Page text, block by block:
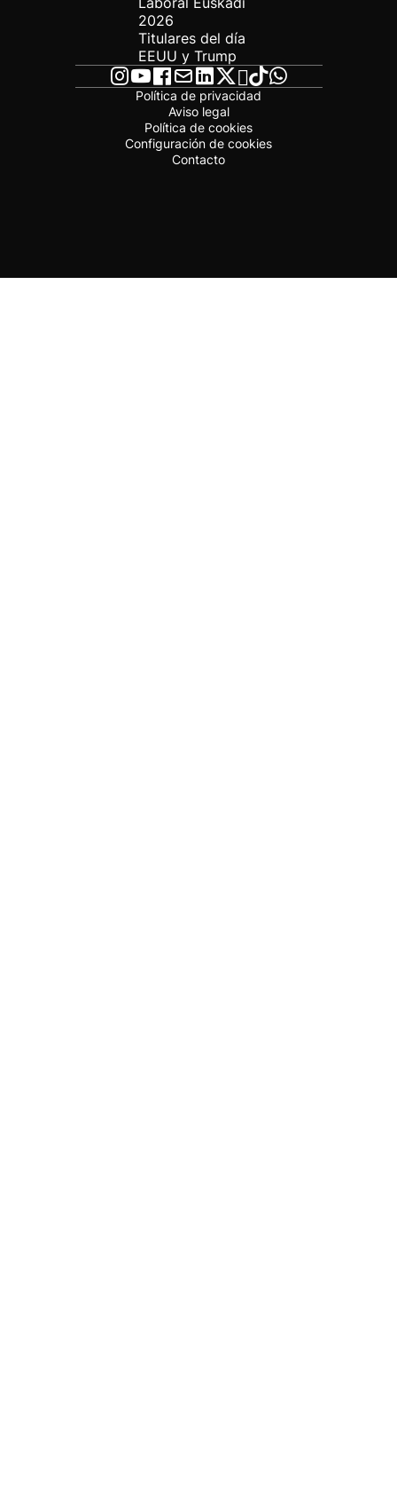
2026
Titulares del día
EEUU y Trump
Política de privacidad
Aviso legal
Política de cookies
Configuración de cookies
Contacto